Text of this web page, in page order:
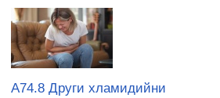
A74.8 Други хламидийни